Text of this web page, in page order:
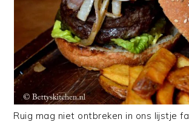
Ruig mag niet ontbreken in ons lijstje